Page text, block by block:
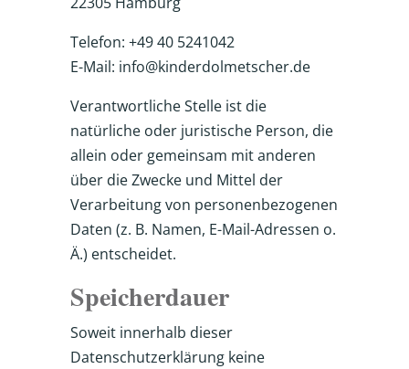
Telefon: +49 40 5241042
E-Mail: info@kinderdolmetscher.de
Verantwortliche Stelle ist die
natürliche oder juristische Person, die
allein oder gemeinsam mit anderen
über die Zwecke und Mittel der
Verarbeitung von personenbezogenen
Daten (z. B. Namen, E-Mail-Adressen o.
Ä.) entscheidet.
Speicherdauer
Soweit innerhalb dieser
Datenschutzerklärung keine